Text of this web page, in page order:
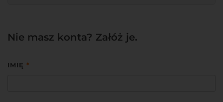
Nie masz konta? Załóż je.
IMIĘ *